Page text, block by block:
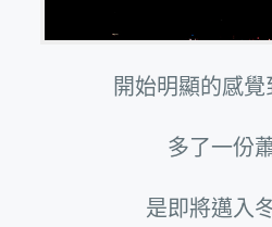
開始明顯的感
多了一份
是即將邁入